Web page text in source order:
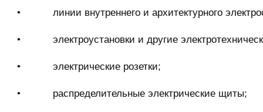
• линии внутреннего и архитектурного
• электроустановки и другие
• электрические розетки;
• распределительные электрические щиты;